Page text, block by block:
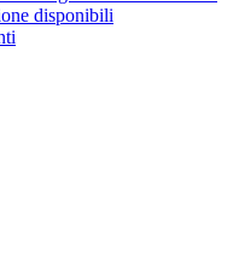
disponibili